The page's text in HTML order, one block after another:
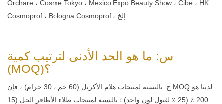
Orchare ، Cosme Tokyo ، Mexico Expo Beauty Show ، Cibe ، HK
س: ما هو الحد الأدنى لترتيب كمية
(MOQ)؟
ج: بالنسبة لمنتجات هلام الأكريل (60 جم ​​، 30 جرام) ، فإن MOQ لدينا هو
200 ٪ (25 ٪ لقبول لون واحد) ؛ بالنسبة لمنتجات طلاء الأظافر الجل (15